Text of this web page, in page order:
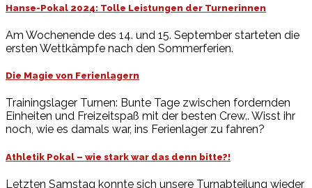
Hanse-Pokal 2024: Tolle Leistungen der Turnerinnen
Am Wochenende des 14. und 15. September starteten die
ersten Wettkämpfe nach den Sommerferien.
Die Magie von Ferienlagern
Trainingslager Turnen: Bunte Tage zwischen fordernden
Einheiten und Freizeitspaß mit der besten Crew.. Wisst ihr
noch, wie es damals war, ins Ferienlager zu fahren?
Athletik Pokal – wie stark war das denn bitte?!
Letzten Samstag konnte sich unsere Turnabteilung wieder